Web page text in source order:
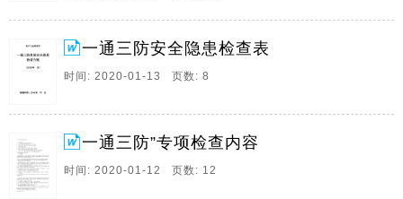
容 检查结果 一 通风系统 1 通风系统和设施 。
3、“一通三防”专项检查表111 （一）通风系统： 1、
平、斜巷施工必须有经审批的通风设计； 2、掘进工作
面个数及串联通风必须符合规程要求； 3、工作面、峒
室、巷道风量、风速符合规程规定； 4、严禁无计划
停。
4、微信关注：煤矿安全知识 下载更多煤矿精品资料 煤
矿“一通三防”资料清单 一、煤矿“一通三防”图纸报表台
一通三防安全隐患检查表
时间: 2020-01-13 页数: 8
一通三防”专项检查内容
时间: 2020-01-12 页数: 12